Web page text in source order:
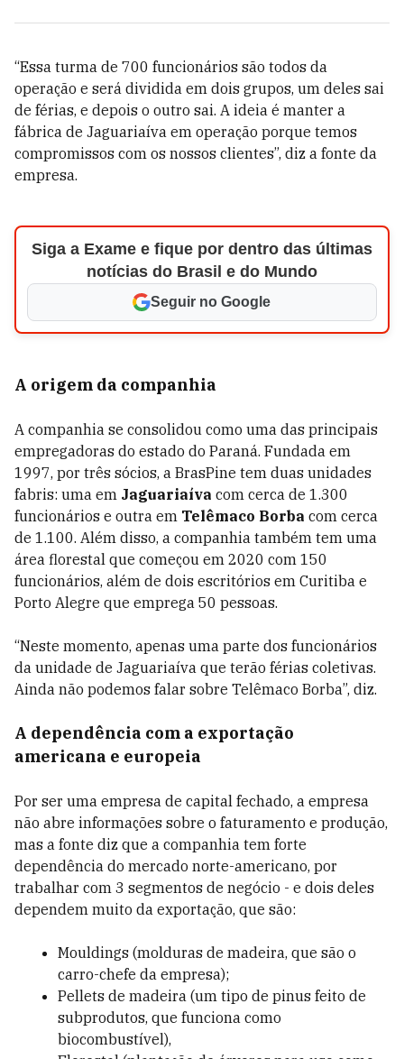
“Essa turma de 700 funcionários são todos da
operação e será dividida em dois grupos, um deles sai
de férias, e depois o outro sai. A ideia é manter a
fábrica de Jaguariaíva em operação porque temos
compromissos com os nossos clientes”, diz a fonte da
empresa.
Siga a Exame e fique por dentro das últimas
notícias do Brasil e do Mundo
Seguir no Google
A origem da companhia
A companhia se consolidou como uma das principais
empregadoras do estado do Paraná. Fundada em
1997, por três sócios, a BrasPine tem duas unidades
fabris: uma em Jaguariaíva com cerca de 1.300
funcionários e outra em Telêmaco Borba com cerca
de 1.100. Além disso, a companhia também tem uma
área florestal que começou em 2020 com 150
funcionários, além de dois escritórios em Curitiba e
Porto Alegre que emprega 50 pessoas.
“Neste momento, apenas uma parte dos funcionários
da unidade de Jaguariaíva que terão férias coletivas.
Ainda não podemos falar sobre Telêmaco Borba”, diz.
A dependência com a exportação
americana e europeia
Por ser uma empresa de capital fechado, a empresa
não abre informações sobre o faturamento e produção,
mas a fonte diz que a companhia tem forte
dependência do mercado norte-americano, por
trabalhar com 3 segmentos de negócio - e dois deles
dependem muito da exportação, que são:
Mouldings (molduras de madeira, que são o
carro-chefe da empresa);
Pellets de madeira (um tipo de pinus feito de
subprodutos, que funciona como
biocombustível),